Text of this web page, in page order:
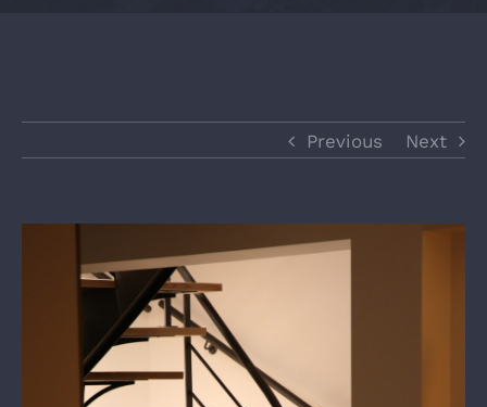
Previous Next